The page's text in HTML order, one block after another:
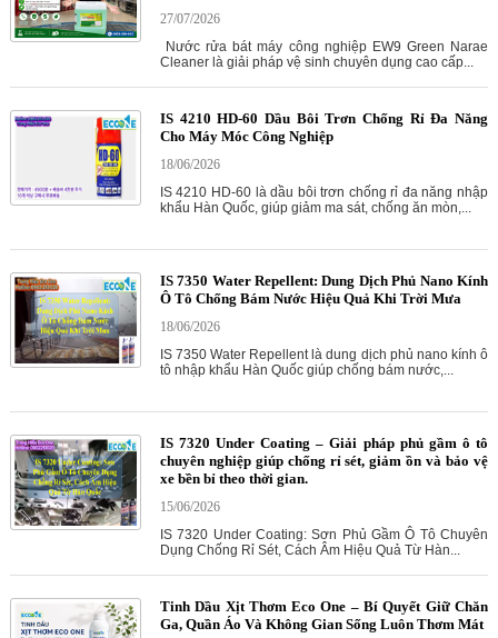
27/07/2026
Nước rửa bát máy công nghiệp EW9 Green Narae
Cleaner là giải pháp vệ sinh chuyên dụng cao cấp...
IS 4210 HD-60 Dầu Bôi Trơn Chống Rỉ Đa Năng
Cho Máy Móc Công Nghiệp
18/06/2026
IS 4210 HD-60 là dầu bôi trơn chống rỉ đa năng nhập
khẩu Hàn Quốc, giúp giảm ma sát, chống ăn mòn,...
IS 7350 Water Repellent: Dung Dịch Phủ Nano Kính
Ô Tô Chống Bám Nước Hiệu Quả Khi Trời Mưa
18/06/2026
IS 7350 Water Repellent là dung dịch phủ nano kính ô
tô nhập khẩu Hàn Quốc giúp chống bám nước,...
IS 7320 Under Coating – Giải pháp phủ gầm ô tô
chuyên nghiệp giúp chống rỉ sét, giảm ồn và bảo vệ
xe bền bỉ theo thời gian.
15/06/2026
IS 7320 Under Coating: Sơn Phủ Gầm Ô Tô Chuyên
Dụng Chống Rỉ Sét, Cách Âm Hiệu Quả Từ Hàn...
Tinh Dầu Xịt Thơm Eco One – Bí Quyết Giữ Chăn
Ga, Quần Áo Và Không Gian Sống Luôn Thơm Mát